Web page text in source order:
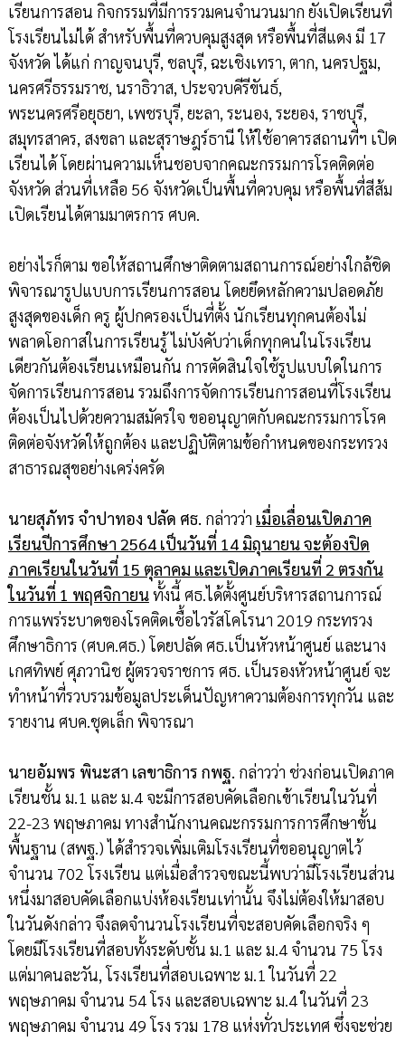
เรียนการสอน กิจกรรมที่มีการรวมคนจำนวนมาก ยังเปิดเรียนที่
โรงเรียนไม่ได้ สำหรับพื้นที่ควบคุมสูงสุด หรือพื้นที่สีแดง มี 17
จังหวัด ได้แก่ กาญจนบุรี, ชลบุรี, ฉะเชิงเทรา, ตาก, นครปฐม,
นครศรีธรรมราช, นราธิวาส, ประจวบคีรีขันธ์,
พระนครศรีอยุธยา, เพชรบุรี, ยะลา, ระนอง, ระยอง, ราชบุรี,
สมุทรสาคร, สงขลา และสุราษฎร์ธานี ให้ใช้อาคารสถานที่ฯ เปิด
เรียนได้ โดยผ่านความเห็นชอบจากคณะกรรมการโรคติดต่อ
จังหวัด ส่วนที่เหลือ 56 จังหวัดเป็นพื้นที่ควบคุม หรือพื้นที่สีส้ม
เปิดเรียนได้ตามมาตรการ ศบค.
อย่างไรก็ตาม ขอให้สถานศึกษาติดตามสถานการณ์อย่างใกล้ชิด
พิจารณารูปแบบการเรียนการสอน โดยยึดหลักความปลอดภัย
สูงสุดของเด็ก ครู ผู้ปกครองเป็นที่ตั้ง นักเรียนทุกคนต้องไม่
พลาดโอกาสในการเรียนรู้ ไม่บังคับว่าเด็กทุกคนในโรงเรียน
เดียวกันต้องเรียนเหมือนกัน การตัดสินใจใช้รูปแบบใดในการ
จัดการเรียนการสอน รวมถึงการจัดการเรียนการสอนที่โรงเรียน
ต้องเป็นไปด้วยความสมัครใจ ขออนุญาตกับคณะกรรมการโรค
ติดต่อจังหวัดให้ถูกต้อง และปฏิบัติตามข้อกำหนดของกระทรวง
สาธารณสุขอย่างเคร่งครัด
นายสุภัทร จำปาทอง ปลัด ศธ. กล่าวว่า เมื่อเลื่อนเปิดภาค
เรียนปีการศึกษา 2564 เป็นวันที่ 14 มิถุนายน จะต้องปิด
ภาคเรียนในวันที่ 15 ตุลาคม และเปิดภาคเรียนที่ 2 ตรงกัน
ในวันที่ 1 พฤศจิกายนทั้งนี้ ศธ.ได้ตั้งศูนย์บริหารสถานการณ์
การแพร่ระบาดของโรคติดเชื้อไวรัสโคโรนา 2019 กระทรวง
ศึกษาธิการ (ศบค.ศธ.) โดยปลัด ศธ.เป็นหัวหน้าศูนย์ และนาง
เกศทิพย์ ศุภวานิช ผู้ตรวจราชการ ศธ. เป็นรองหัวหน้าศูนย์ จะ
ทำหน้าที่รวบรวมข้อมูลประเด็นปัญหาความต้องการทุกวัน และ
รายงาน ศบค.ชุดเล็ก พิจารณา
นายอัมพร พินะสา เลขาธิการ กพฐ. กล่าวว่า ช่วงก่อนเปิดภาค
เรียนชั้น ม.1 และ ม.4 จะมีการสอบคัดเลือกเข้าเรียนในวันที่
22-23 พฤษภาคม ทางสำนักงานคณะกรรมการการศึกษาขั้น
พื้นฐาน (สพฐ.) ได้สำรวจเพิ่มเติมโรงเรียนที่ขออนุญาตไว้
จำนวน 702 โรงเรียน แต่เมื่อสำรวจขณะนี้พบว่ามีโรงเรียนส่วน
หนึ่งมาสอบคัดเลือกแบ่งห้องเรียนเท่านั้น จึงไม่ต้องให้มาสอบ
ในวันดังกล่าว จึงลดจำนวนโรงเรียนที่จะสอบคัดเลือกจริง ๆ
โดยมีโรงเรียนที่สอบทั้งระดับชั้น ม.1 และ ม.4 จำนวน 75 โรง
แต่มาคนละวัน, โรงเรียนที่สอบเฉพาะ ม.1 ในวันที่ 22
พฤษภาคม จำนวน 54 โรง และสอบเฉพาะ ม.4 ในวันที่ 23
พฤษภาคม จำนวน 49 โรง รวม 178 แห่งทั่วประเทศ ซึ่งจะช่วย